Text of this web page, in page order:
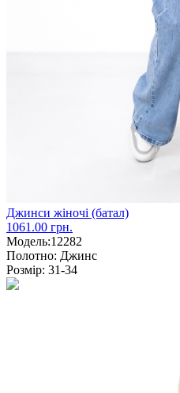
Джинси жіночі (батал)
1061.00 грн.
Модель:12282
Полотно: Джинс
Розмір: 31-34